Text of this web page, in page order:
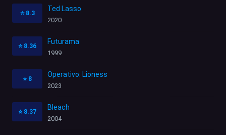
⭐ 8.3
Ted Lasso
2020
⭐ 8.36
Futurama
1999
⭐ 8
Operativo: Lioness
2023
⭐ 8.37
Bleach
2004